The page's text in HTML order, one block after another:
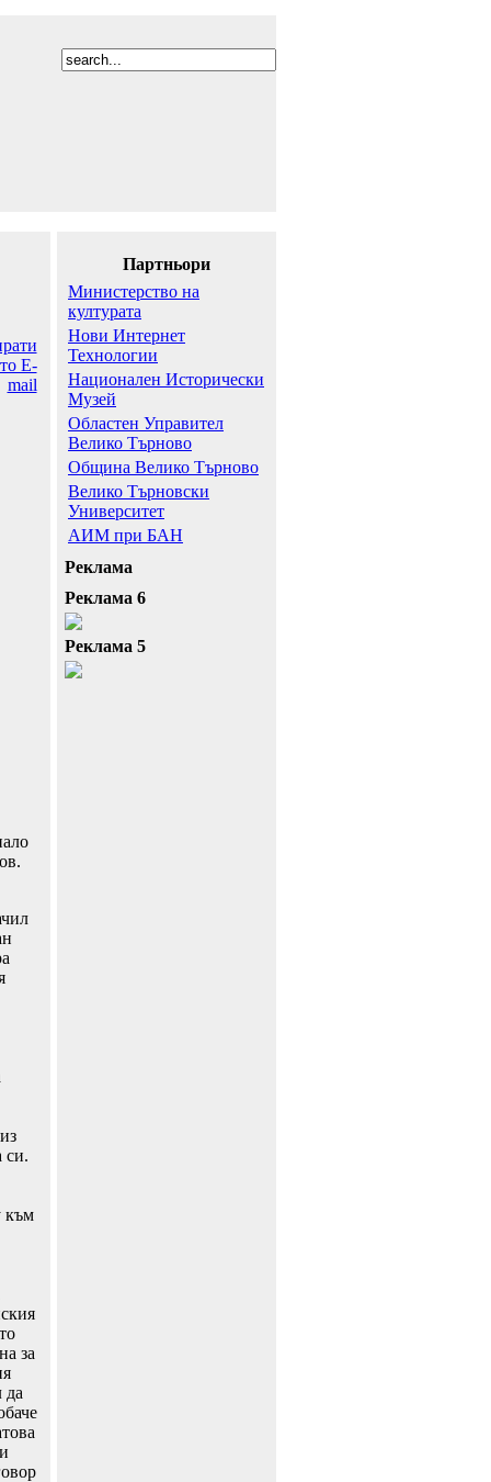
си.
към
за
да
Партньори
Министерство на
културата
Нови Интернет
Технологии
Национален Исторически
Музей
Областен Управител
Велико Търново
Община Велико Търново
Велико Търновски
Университет
АИМ при БАН
Реклама
Реклама 6
Реклама 5